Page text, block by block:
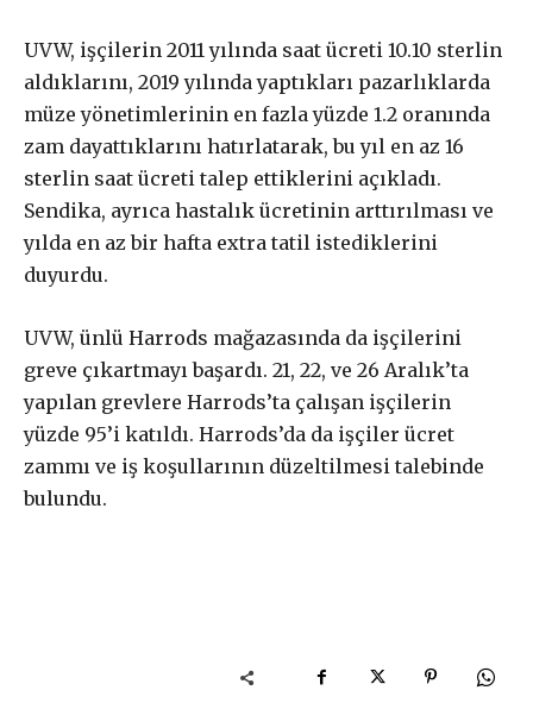
UVW, işçilerin 2011 yılında saat ücreti 10.10 sterlin
aldıklarını, 2019 yılında yaptıkları pazarlıklarda
müze yönetimlerinin en fazla yüzde 1.2 oranında
zam dayattıklarını hatırlatarak, bu yıl en az 16
sterlin saat ücreti talep ettiklerini açıkladı.
Sendika, ayrıca hastalık ücretinin arttırılması ve
yılda en az bir hafta extra tatil istediklerini
duyurdu.
UVW, ünlü Harrods mağazasında da işçilerini
greve çıkartmayı başardı. 21, 22, ve 26 Aralık’ta
yapılan grevlere Harrods’ta çalışan işçilerin
yüzde 95’i katıldı. Harrods’da da işçiler ücret
zammı ve iş koşullarının düzeltilmesi talebinde
bulundu.